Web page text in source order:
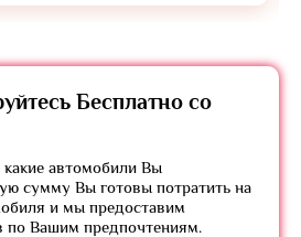
Бесплатно со
автомобили Вы
сумму Вы готовы потратить на
и мы предоставим
по Вашим предпочтениям.